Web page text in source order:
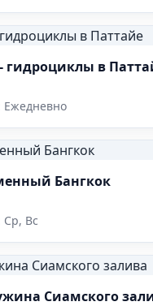
гидроциклы в
Ежедневно
Бангкок
Вс
Сиамского